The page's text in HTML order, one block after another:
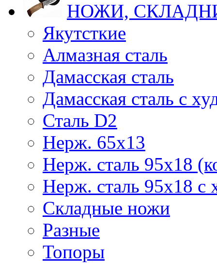
НОЖИ,
Якутсткие
Алмазная сталь
Дамасская сталь
Дамасская сталь с
Сталь D2
Нерж. 65х13
Нерж. сталь 95х18
Нерж. сталь 95х18 с
Складные ножи
Разные
Топоры